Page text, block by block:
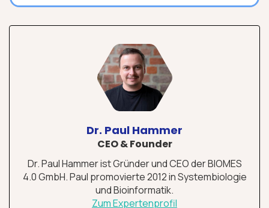
Dr. Paul Hammer
CEO & Founder
Dr. Paul Hammer ist Gründer und CEO der BIOMES
4.0 GmbH. Paul promovierte 2012 in Systembiologie
und Bioinformatik.
Zum Expertenprofil